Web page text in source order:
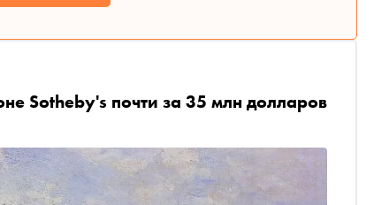
Sotheby's почти за 35 млн долларов